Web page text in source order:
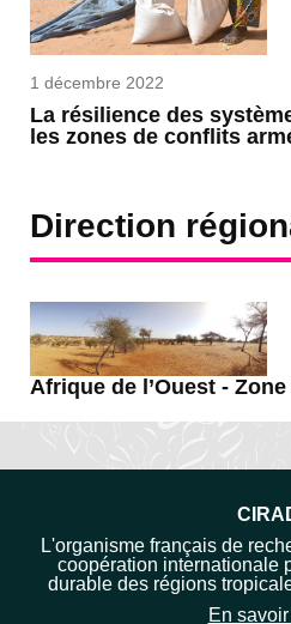
1 décembre 2022
La résilience des
les zones de conflits
Direction
Afrique de l’Ouest -
L'organisme français de
coopération internationale
durable des régions
En